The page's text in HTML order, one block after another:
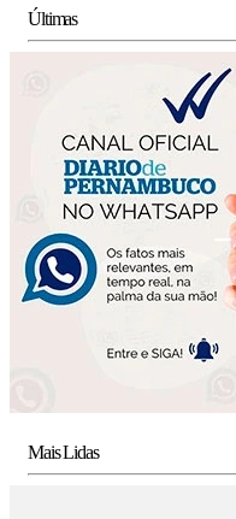
Últimas
Mais Lidas